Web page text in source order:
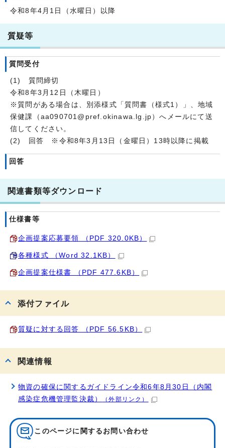
令和8年4月1日（水曜日）以降
質疑等
質問受付
(1) 質問締切
令和8年3月12日（木曜日）
※質問がある場合は、別添様式「質問書（様式1）」、地域
保健課（aa090701@pref.okinawa.lg.jp）へメールにて送
信してください。
(2) 回答 ※令和8年3月13日（金曜日）13時以降に掲載
回答
関連書類等ダウンロード
仕様書等
企画提案応募要領 （PDF 320.0KB）
各種様式 （Word 32.1KB）
企画提案仕様書 （PDF 477.6KB）
添付ファイル
質疑に対する回答 （PDF 56.5KB）
関連情報
物資の確保に関するガイドライン令和6年8月30日（内閣
感染症危機管理監決裁）
（外部リンク）
このページに関する お問い合わせ